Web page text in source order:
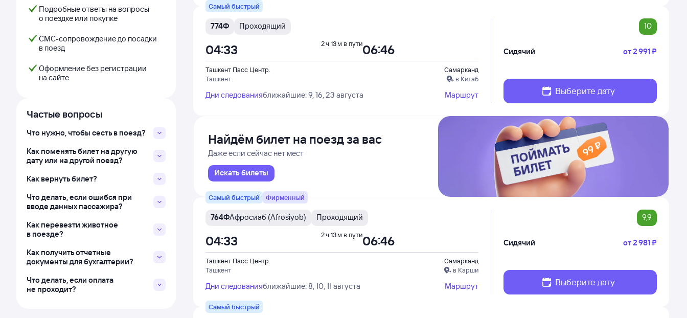
Подробные ответы на вопросы
о поездке или покупке
СМС-сопровождение до посадки
в поезд
Оформление без регистрации
на сайте
Частые вопросы
Что нужно, чтобы сесть в поезд?
Как поменять билет на другую
дату или на другой поезд?
Как вернуть билет?
Что делать, если ошибся при
вводе данных пассажира?
Как перевезти животное
в поезде?
Как получить отчетные
документы для бухгалтерии?
Что делать, если оплата
не проходит?
Самый быстрый
774Ф Проходящий 10
Ташкент Пасс Центр.
Ташкент
Самарканд
в Китаб
04:33 06:46
2 ч 13 м в пути
Дни следованияближайшие: 9, 16, 23 августа Маршрут
Сидячий от2 ⁠991 ⁠₽
Выберите дату
Найдём билет на поезд за вас
Даже если сейчас нет мест
Искать билеты
Самый быстрый Фирменный
764ФАфросиаб (Afrosiyob) Проходящий 9,9
Ташкент Пасс Центр.
Ташкент
Самарканд
в Карши
04:33 06:46
2 ч 13 м в пути
Дни следованияближайшие: 8, 10, 11 августа Маршрут
Сидячий от2 ⁠981 ⁠₽
Выберите дату
Самый быстрый